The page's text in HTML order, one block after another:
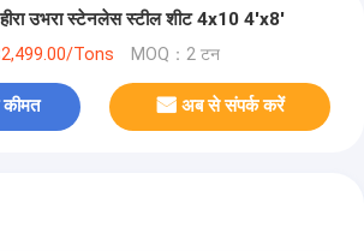
उभरा स्टेनलेस स्टील शीट 4x10 4'x8'
Tons MOQ：2 टन
अब से संपर्क करें